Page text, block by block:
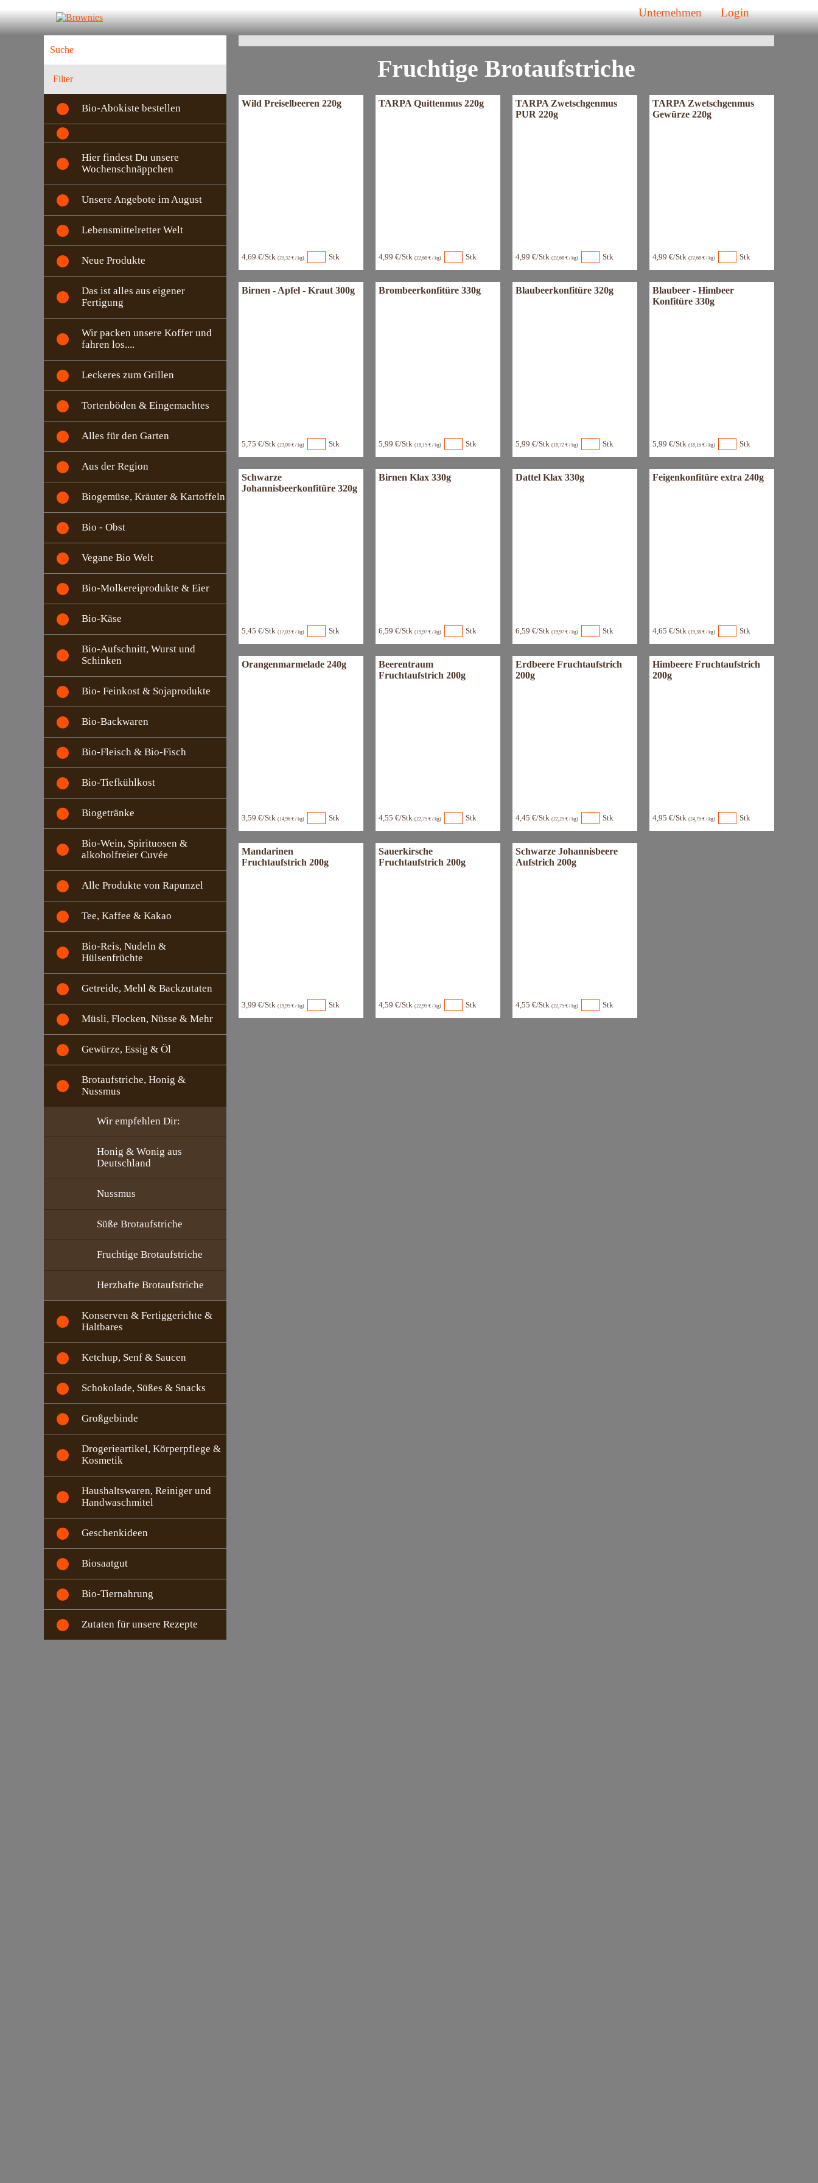
Unternehmen Login
Filter
Bio-Abokiste bestellen
Hier findest Du unsere
Wochenschnäppchen
Unsere Angebote im August
Lebensmittelretter Welt
Neue Produkte
Das ist alles aus eigener
Fertigung
Wir packen unsere Koffer und
fahren los....
Leckeres zum Grillen
Tortenböden & Eingemachtes
Alles für den Garten
Aus der Region
Biogemüse, Kräuter & Kartoffeln
Bio - Obst
Vegane Bio Welt
Bio-Molkereiprodukte & Eier
Bio-Käse
Bio-Aufschnitt, Wurst und
Schinken
Bio- Feinkost & Sojaprodukte
Bio-Backwaren
Bio-Fleisch & Bio-Fisch
Bio-Tiefkühlkost
Biogetränke
Bio-Wein, Spirituosen &
alkoholfreier Cuvée
Alle Produkte von Rapunzel
Tee, Kaffee & Kakao
Bio-Reis, Nudeln &
Hülsenfrüchte
Getreide, Mehl & Backzutaten
Müsli, Flocken, Nüsse & Mehr
Gewürze, Essig & Öl
Brotaufstriche, Honig &
Nussmus
Wir empfehlen Dir:
Honig & Wonig aus
Deutschland
Nussmus
Süße Brotaufstriche
Fruchtige Brotaufstriche
Herzhafte Brotaufstriche
Konserven & Fertiggerichte &
Haltbares
Ketchup, Senf & Saucen
Schokolade, Süßes & Snacks
Großgebinde
Drogerieartikel, Körperpflege &
Kosmetik
Haushaltswaren, Reiniger und
Handwaschmitel
Geschenkideen
Biosaatgut
Bio-Tiernahrung
Zutaten für unsere Rezepte
Erlebe jetzt einzigartigen Genuß aus Süddeutschland
Fruchtige Brotaufstriche
Wild Preiselbeeren 220g
4,69 €/Stk (21,32 € / kg) Stk
TARPA Quittenmus 220g
4,99 €/Stk (22,68 € / kg) Stk
TARPA Zwetschgenmus
PUR 220g
4,99 €/Stk (22,68 € / kg) Stk
TARPA Zwetschgenmus
Gewürze 220g
4,99 €/Stk (22,68 € / kg) Stk
Birnen - Apfel - Kraut 300g
5,75 €/Stk (23,00 € / kg) Stk
Brombeerkonfitüre 330g
5,99 €/Stk (18,15 € / kg) Stk
Blaubeerkonfitüre 320g
5,99 €/Stk (18,72 € / kg) Stk
Blaubeer - Himbeer
Konfitüre 330g
5,99 €/Stk (18,15 € / kg) Stk
Schwarze
Johannisbeerkonfitüre 320g
5,45 €/Stk (17,03 € / kg) Stk
Birnen Klax 330g
6,59 €/Stk (19,97 € / kg) Stk
Dattel Klax 330g
6,59 €/Stk (19,97 € / kg) Stk
Feigenkonfitüre extra 240g
4,65 €/Stk (19,38 € / kg) Stk
Orangenmarmelade 240g
3,59 €/Stk (14,96 € / kg) Stk
Beerentraum
Fruchtaufstrich 200g
4,55 €/Stk (22,75 € / kg) Stk
Erdbeere Fruchtaufstrich
200g
4,45 €/Stk (22,25 € / kg) Stk
Himbeere Fruchtaufstrich
200g
4,95 €/Stk (24,75 € / kg) Stk
Mandarinen
Fruchtaufstrich 200g
3,99 €/Stk (19,95 € / kg) Stk
Sauerkirsche
Fruchtaufstrich 200g
4,59 €/Stk (22,95 € / kg) Stk
Schwarze Johannisbeere
Aufstrich 200g
4,55 €/Stk (22,75 € / kg) Stk